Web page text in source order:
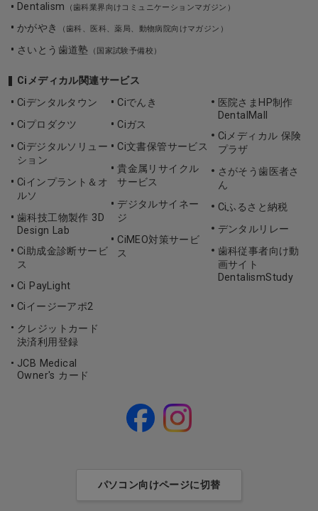
Dentalism
（歯科業界向けコミュニケーションマガジン）
かがやき （歯科、医科、薬局、動物病院向けマガジン）
さいとう歯道塾 （国家試験予備校）
Ciメディカル関連サービス
Ciデンタルタウン
Ciプロダクツ
Ciデジタルソリュー
ション
Ciインプラント＆オ
ルソ
歯科技工物製作 3D
Design Lab
Ci助成金診断サービ
ス
Ci PayLight
Ciイージーアポ2
クレジットカード
決済利用登録
JCB Medical
Owner's カード
Ciでんき
Ciガス
Ci文書保管サービス
貴金属リサイクル
サービス
デジタルサイネー
ジ
CiMEO対策サービ
ス
医院さまHP制作
DentalMall
Ciメディカル 保険
プラザ
さがそう歯医者さ
ん
Ciふるさと納税
デンタルリレー
歯科従事者向け動
画サイト
DentalismStudy
パソコン向けページに切替